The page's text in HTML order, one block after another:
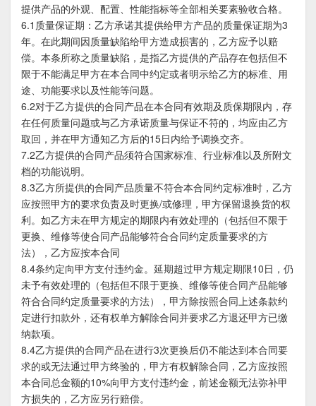
提供产品的外观、配置、性能指标等全部相关要素验收合格。
6.1质量保证期：乙方承诺其提供给甲方产品的质量保证期为3
年。在此期间因质量缺陷给甲方造成损害的，乙方应予以赔
偿。本条所称之质量缺陷，是指乙方提供的产品存在包括但不
限于不能满足甲方在本合同中约定或者明示给乙方的标准、用
途、功能要求以及性能等问题。
6.2对于乙方提供的合同产品在本合同有效期及质保期限内，存
在任何质量问题或与乙方承诺质量与保证不符的，均应由乙方
取回，并在甲方通知乙方后的15日内给予调换交齐。
7.2乙方提供的合同产品须符合国家标准、行业标准以及所附文
档的功能说明。
8.3乙方所提供的合同产品质量不符合本合同约定标准时，乙方
应按照甲方的要求负责及时更换/或修理，甲方保留退换货的权
利。如乙方未在甲方规定的期限内有效处理的（包括但不限于
更换、维修等使合同产品能够符合合同约定质量要求的方
法），乙方应按本合同
8.4条约定向甲方支付违约金。延期超过甲方规定期限10日，仍
未予有效处理的（包括但不限于更换、维修等使合同产品能够
符合合同约定质量要求的方法），甲方除按照合同上述条款约
定进行扣款外，还有权单方解除合同并要求乙方退还甲方已缴
纳款项。
8.4乙方提供的合同产品在进行3次更换后仍不能达到本合同要
求的或无法通过甲方终验的，甲方有权解除合同，乙方应按照
本合同总金额的10%向甲方支付违约金，前述金额无法弥补甲
方损失的，乙方应另行赔偿。